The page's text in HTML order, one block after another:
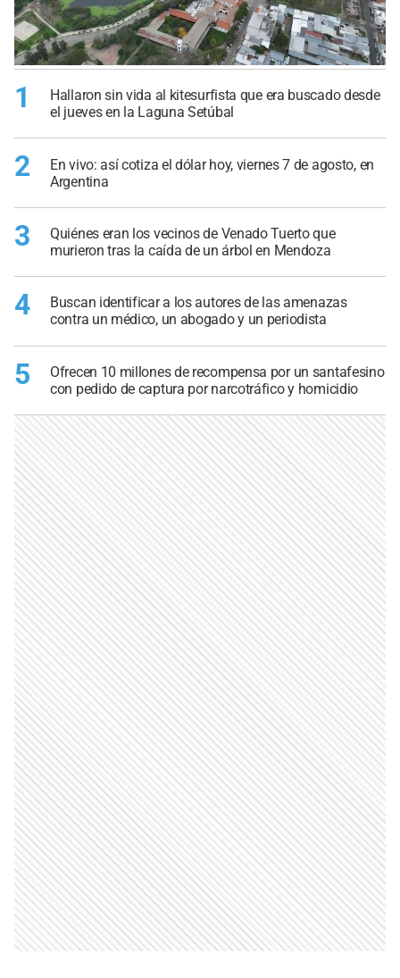
1
Hallaron sin vida al kitesurfista que era buscado desde
el jueves en la Laguna Setúbal
2
En vivo: así cotiza el dólar hoy, viernes 7 de agosto, en
Argentina
3
Quiénes eran los vecinos de Venado Tuerto que
murieron tras la caída de un árbol en Mendoza
4
Buscan identificar a los autores de las amenazas
contra un médico, un abogado y un periodista
5
Ofrecen 10 millones de recompensa por un santafesino
con pedido de captura por narcotráfico y homicidio